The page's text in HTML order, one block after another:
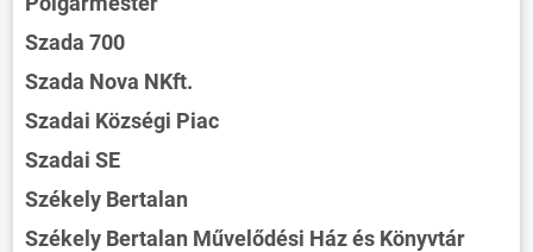
Szada 700
Szada Nova NKft.
Szadai Községi Piac
Szadai SE
Székely Bertalan
Székely Bertalan Művelődési Ház és Könyvtár